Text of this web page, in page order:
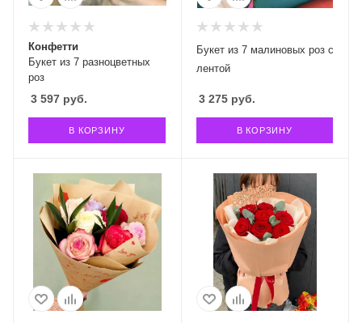
Букет из 7 разноцветных
роз
Конфетти
3 597 руб.
В КОРЗИНУ
Букет из 7 малиновых роз с
лентой
3 275руб.
В КОРЗИНУ